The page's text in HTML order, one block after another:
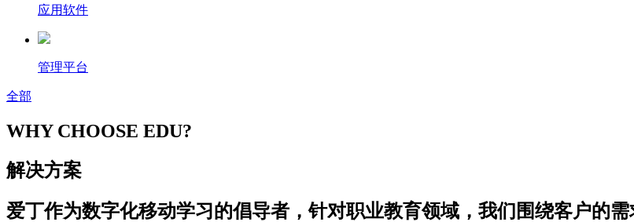
应用软件
管理平台
全部
WHY CHOOSE EDU?
解决方案
爱丁作为数字化移动学习的倡导者，针对职业教育领域，我们围绕客户的